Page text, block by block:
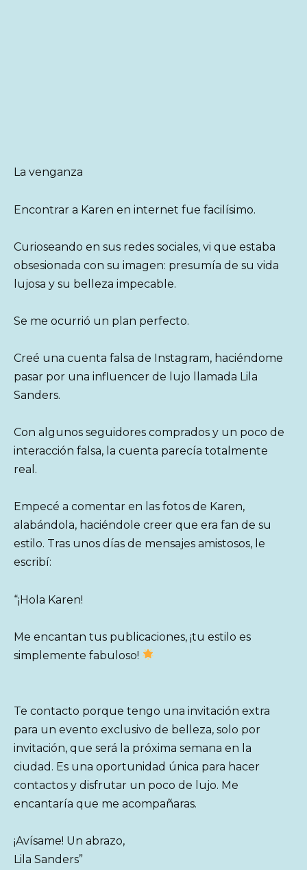
La venganza
Encontrar a Karen en internet fue facilísimo.
Curioseando en sus redes sociales, vi que estaba
obsesionada con su imagen: presumía de su vida
lujosa y su belleza impecable.
Se me ocurrió un plan perfecto.
Creé una cuenta falsa de Instagram, haciéndome
pasar por una influencer de lujo llamada Lila
Sanders.
Con algunos seguidores comprados y un poco de
interacción falsa, la cuenta parecía totalmente
real.
Empecé a comentar en las fotos de Karen,
alabándola, haciéndole creer que era fan de su
estilo. Tras unos días de mensajes amistosos, le
escribí:
“¡Hola Karen!
Me encantan tus publicaciones, ¡tu estilo es
simplemente fabuloso!
Te contacto porque tengo una invitación extra
para un evento exclusivo de belleza, solo por
invitación, que será la próxima semana en la
ciudad. Es una oportunidad única para hacer
contactos y disfrutar un poco de lujo. Me
encantaría que me acompañaras.
¡Avísame! Un abrazo,
Lila Sanders”